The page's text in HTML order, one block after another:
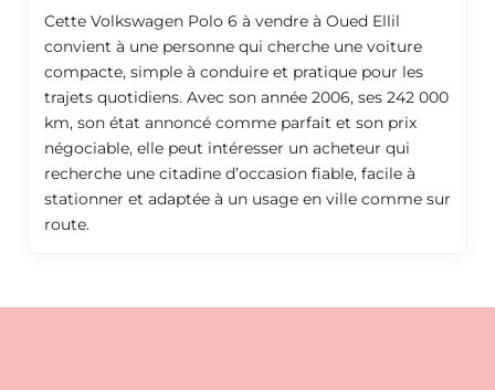
Cette Volkswagen Polo 6 à vendre à Oued Ellil
convient à une personne qui cherche une voiture
compacte, simple à conduire et pratique pour les
trajets quotidiens. Avec son année 2006, ses 242 000
km, son état annoncé comme parfait et son prix
négociable, elle peut intéresser un acheteur qui
recherche une citadine d’occasion fiable, facile à
stationner et adaptée à un usage en ville comme sur
route.